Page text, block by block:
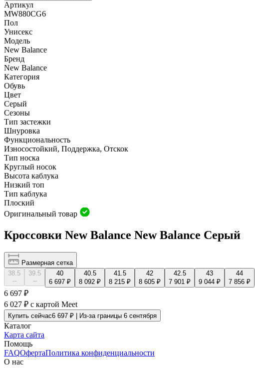
Артикул
MW880CG6
Пол
Унисекс
Модель
New Balance
Бренд
New Balance
Категория
Обувь
Цвет
Серый
Сезоны
Тип застежки
Шнуровка
Функциональность
Износостойкий, Поддержка, Oтскок
Тип носка
Круглый носок
Высота каблука
Низкий топ
Тип каблука
Плоский
Оригинальный товар
Кроссовки New Balance New Balance Серый
Размерная сетка
38.5
--
39.5
--
40
6 697 ₽
40.5
8 092 ₽
41.5
8 215 ₽
42
8 605 ₽
42.5
7 901 ₽
43
9 044 ₽
44
7 856 ₽
6 697 ₽
6 027 ₽ с картой Meet
Купить сейчас6 697 ₽ | Из-за границы 6 сентября
Каталог
Карта сайта
Помощь
FAQОфертаПолитика конфиденциальности
О нас